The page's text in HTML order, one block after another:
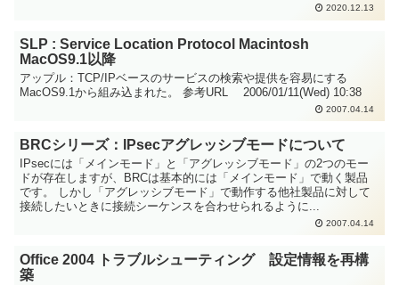
2020.12.13
SLP : Service Location Protocol Macintosh
MacOS9.1以降
アップル：TCP/IPベースのサービスの検索や提供を容易にする
MacOS9.1から組み込まれた。 参考URL 2006/01/11(Wed) 10:38
2007.04.14
BRCシリーズ：IPsecアグレッシブモードについて
IPsecには「メインモード」と「アグレッシブモード」の2つのモー
ドが存在しますが、BRCは基本的には「メインモード」で動く製品
です。 しかし「アグレッシブモード」で動作する他社製品に対して
接続したいときに接続シーケンスを合わせられるように...
2007.04.14
Office 2004 トラブルシューティング 設定情報を再構
築